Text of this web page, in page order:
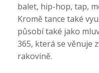
balet, hip-hop, tap,
Kromě tance také
působí také jako
365, která se věnuje
rakovině.